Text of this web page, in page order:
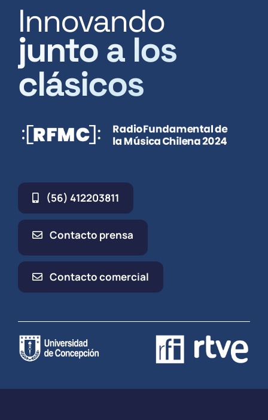
Innovando
junto a los
clásicos
(56) 412203811
Contacto prensa
Contacto comercial